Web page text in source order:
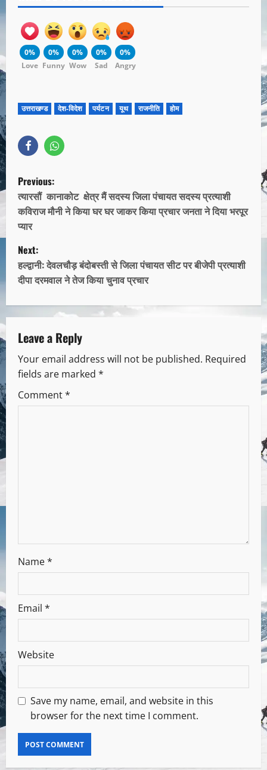
0%
Love
0%
Funny
0%
Wow
0%
Sad
0%
Angry
उत्तराखण्ड देश-विदेश पर्यटन यूथ राजनीति होम
Previous:
त्यारसौं कानाकोट क्षेत्र मैं सदस्य जिला पंचायत सदस्य प्रत्याशी
कविराज मौनी ने किया घर घर जाकर किया प्रचार जनता ने दिया भरपूर
प्यार
Next:
हल्द्वानी: देवलचौड़ बंदोबस्ती से जिला पंचायत सीट पर बीजेपी प्रत्याशी
दीपा दरमवाल ने तेज किया चुनाव प्रचार
Leave a Reply
Your email address will not be published. Required
fields are marked *
Comment*
Name*
Email *
Website
Save my name, email, and website in this
browser for the next time I comment.